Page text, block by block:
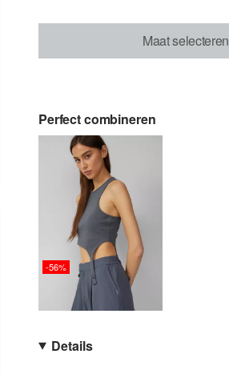
Maat selecteren
Perfect combineren
-56%
Details